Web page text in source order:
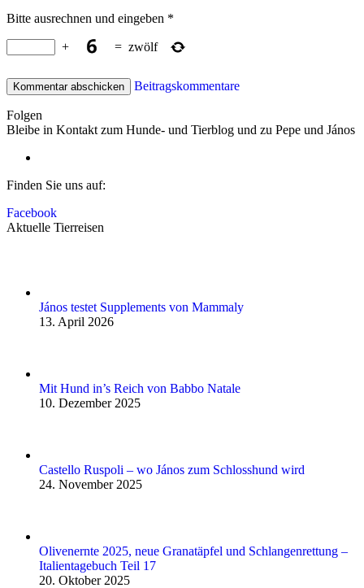
Bitte ausrechnen und eingeben *
+ = zwölf
Beitragskommentare
Folgen
Bleibe in Kontakt zum Hunde- und Tierblog und zu Pepe und János
Finden Sie uns auf:
Facebook
Aktuelle Tierreisen
János testet Supplements von Mammaly
13. April 2026
Mit Hund in’s Reich von Babbo Natale
10. Dezember 2025
Castello Ruspoli – wo János zum Schlosshund wird
24. November 2025
Olivenernte 2025, neue Granatäpfel und Schlangenrettung –
Italientagebuch Teil 17
20. Oktober 2025